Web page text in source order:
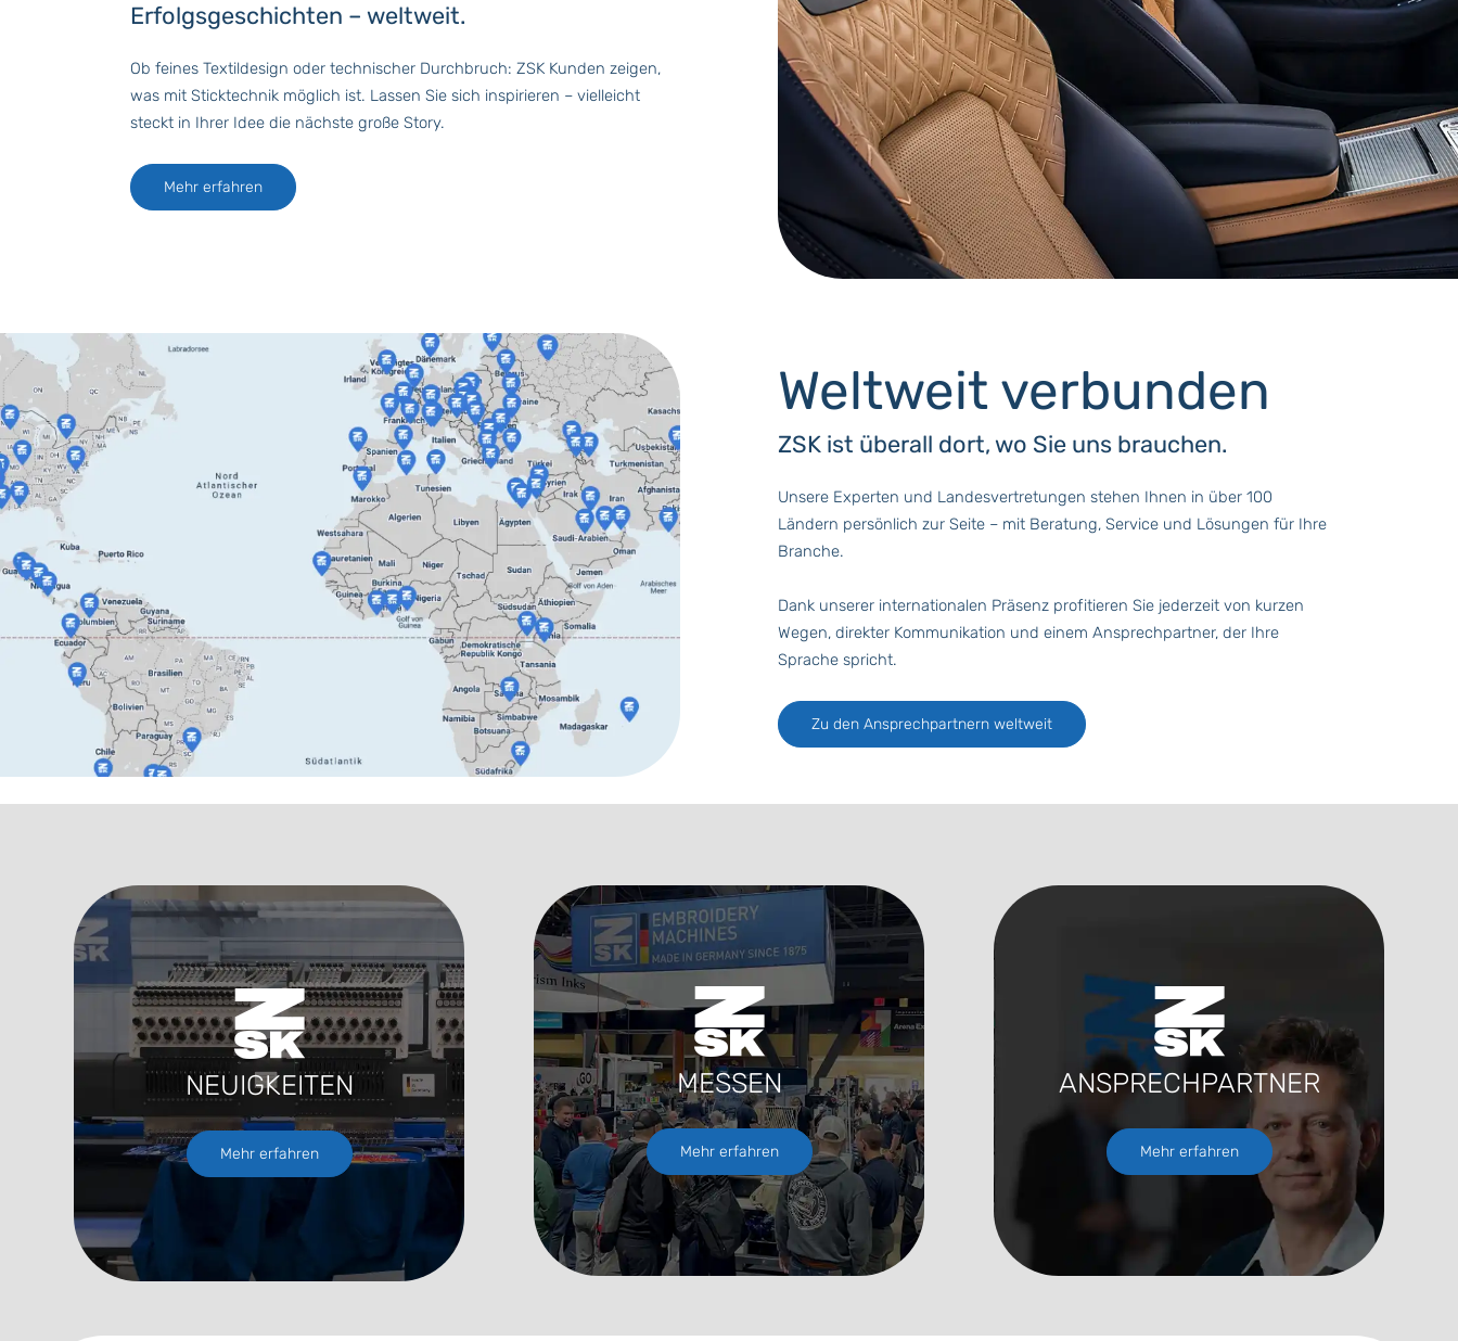
Erfolgsgeschichten – weltweit.
Ob feines Textildesign oder technischer Durchbruch: ZSK Kunden zeigen,
was mit Sticktechnik möglich ist. Lassen Sie sich inspirieren – vielleicht
steckt in Ihrer Idee die nächste große Story.
Mehr erfahren
Weltweit verbunden
ZSK ist überall dort, wo Sie uns brauchen.
Unsere Experten und Landesvertretungen stehen Ihnen in über 100
Ländern persönlich zur Seite – mit Beratung, Service und Lösungen für Ihre
Branche.
Dank unserer internationalen Präsenz profitieren Sie jederzeit von kurzen
Wegen, direkter Kommunikation und einem Ansprechpartner, der Ihre
Sprache spricht.
Zu den Ansprechpartnern weltweit
NEUIGKEITEN
Mehr erfahren
MESSEN
Mehr erfahren
ANSPRECHPARTNER
Mehr erfahren